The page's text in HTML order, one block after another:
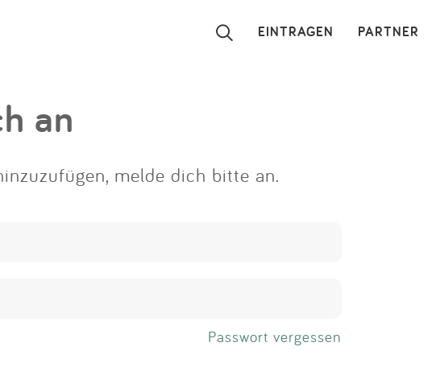
PARTNER
EINTRAGEN
App
an
melde dich bitte an.
Passwort vergessen